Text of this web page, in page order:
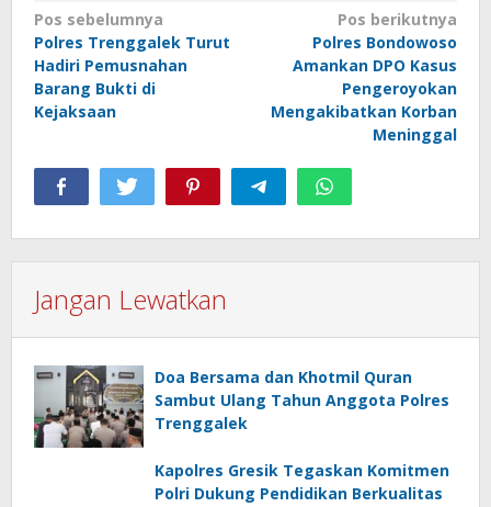
Navigasi
pos
Pos sebelumnya
Polres Trenggalek Turut
Hadiri Pemusnahan
Barang Bukti di
Kejaksaan
Pos berikutnya
Polres Bondowoso
Amankan DPO Kasus
Pengeroyokan
Mengakibatkan Korban
Meninggal
Jangan Lewatkan
Doa Bersama dan Khotmil Quran
Sambut Ulang Tahun Anggota Polres
Trenggalek
Kapolres Gresik Tegaskan Komitmen
Polri Dukung Pendidikan Berkualitas